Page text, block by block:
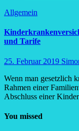
Allgemein
und Tarife
25. Februar 2019
Wenn man gesetzlich
Rahmen einer
Abschluss einer
You missed